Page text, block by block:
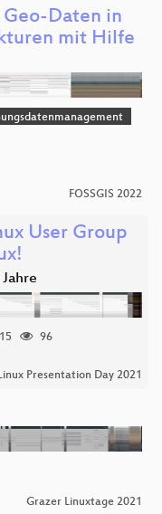
Daten in
mit Hilfe
FOSSGIS 2022
User Group
96
Linux Presentation Day 2021
Grazer Linuxtage 2021